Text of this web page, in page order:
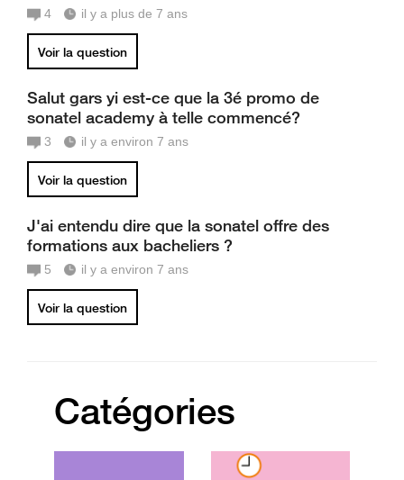
4 il y a plus de 7 ans
Voir la question
Salut gars yi est-ce que la 3é promo de
sonatel academy à telle commencé?
3 il y a environ 7 ans
Voir la question
J'ai entendu dire que la sonatel offre des
formations aux bacheliers ?
5 il y a environ 7 ans
Voir la question
Catégories